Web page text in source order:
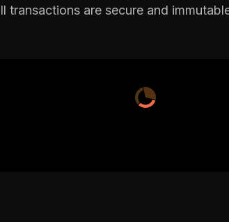
transactions are secure and
having to rely on third parties or
in order to receive rewards
its wide range of features and